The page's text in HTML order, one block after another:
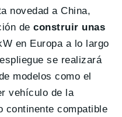
novedad a China,
deconstruir unas
en Europa a lo largo
se realizará
modelos como el
vehículo de la
continente compatible